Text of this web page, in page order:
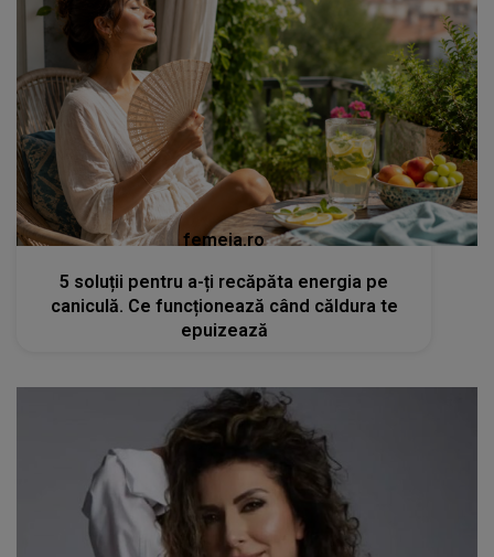
femeia.ro
5 soluții pentru a-ți recăpăta energia pe
caniculă. Ce funcționează când căldura te
epuizează